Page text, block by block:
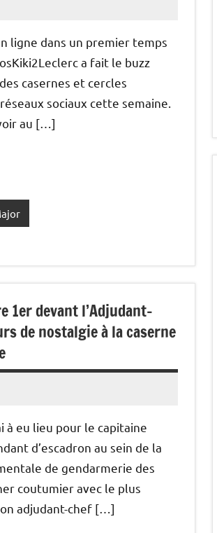
ligne dans un premier temps
a fait le buzz
casernes et cercles
sociaux cette semaine.
au […]
1er devant l’Adjudant-
de nostalgie à la caserne
à eu lieu pour le capitaine
d’escadron au sein de la
de gendarmerie des
coutumier avec le plus
adjudant-chef […]